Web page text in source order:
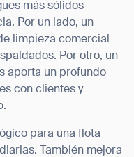
más sólidos
Por un lado, un
limpieza comercial
Por otro, un
aporta un profundo
con clientes y
para una flota
También mejora